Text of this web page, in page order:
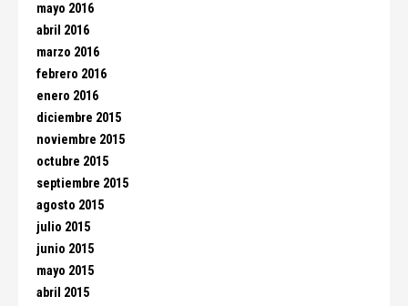
mayo 2016
abril 2016
marzo 2016
febrero 2016
enero 2016
diciembre 2015
noviembre 2015
octubre 2015
septiembre 2015
agosto 2015
julio 2015
junio 2015
mayo 2015
abril 2015